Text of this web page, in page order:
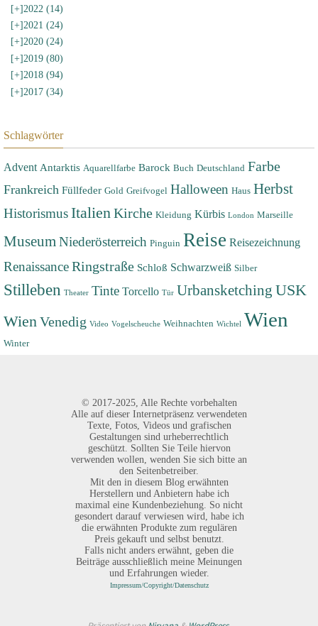
[+]2022 (14)
[+]2021 (24)
[+]2020 (24)
[+] 2019 (80)
[+]2018 (94)
[+]2017 (34)
Schlagwörter
Advent Antarktis Aquarellfarbe Barock Buch Deutschland Farbe
Frankreich Füllfeder Gold Greifvogel Halloween Haus Herbst
HistorismusItalien Kirche Kleidung Kürbis London Marseille
Museum Niederösterreich Pinguin Reise Reisezeichnung
RenaissanceRingstraße Schloß Schwarzweiß Silber
Stilleben Theater Tinte Torcello Tür Urbansketching USK
Wien Venedig Video Vogelscheuche Weihnachten Wichtel Wien
Winter
© 2017-2025, Alle Rechte vorbehalten
Alle auf dieser Internetpräsenz verwendeten
Texte, Fotos, Videos und grafischen
Gestaltungen sind urheberrechtlich
geschützt. Sollten Sie Teile hiervon
verwenden wollen, wenden Sie sich bitte an
den Seitenbetreiber.
Mit den in diesem Blog erwähnten
Herstellern und Anbietern habe ich
maximal eine Kundenbeziehung. So nicht
gesondert darauf verwiesen wird, habe ich
die erwähnten Produkte zum regulären
Preis gekauft und selbst benutzt.
Falls nicht anders erwähnt, geben die
Beiträge ausschließlich meine Meinungen
und Erfahrungen wieder.
Impressum/Copyright/Datenschutz